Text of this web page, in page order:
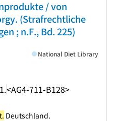
/ von
(Strafrechtliche
; n.F., Bd. 225)
<AG4-711-B128>
National Diet Library
Deutschland.